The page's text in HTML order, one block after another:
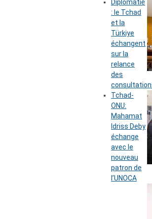
Diplomatie
: le Tchad
et la
Türkiye
échangent
sur la
relance
des
Tchad-
ONU:
Mahamat
Idriss Deby
échange
avec le
nouveau
patron de
l’UNOCA